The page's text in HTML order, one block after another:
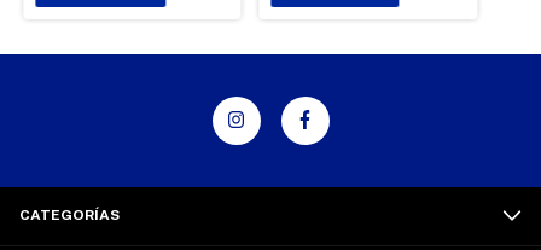
CATEGORÍAS